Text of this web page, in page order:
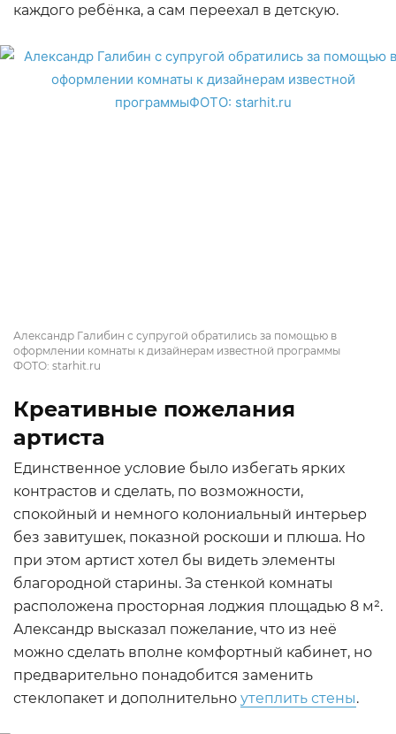
каждого ребёнка, а сам переехал в детскую.
Александр Галибин с супругой обратились за помощью в
оформлении комнаты к дизайнерам известной программы
ФОТО: starhit.ru
Креативные пожелания
артиста
Единственное условие было избегать ярких
контрастов и сделать, по возможности,
спокойный и немного колониальный интерьер
без завитушек, показной роскоши и плюша. Но
при этом артист хотел бы видеть элементы
благородной старины. За стенкой комнаты
расположена просторная лоджия площадью 8 м².
Александр высказал пожелание, что из неё
можно сделать вполне комфортный кабинет, но
предварительно понадобится заменить
стеклопакет и дополнительно утеплить стены.